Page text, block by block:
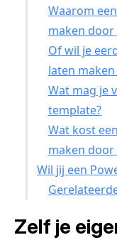
Waarom
maken
Of wil je
laten
Wat mag je
template?
Wat kost
maken door
Wil jij een
Zelf je